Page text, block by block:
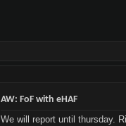
AW: FoF with eHAF
We will report until thursday.